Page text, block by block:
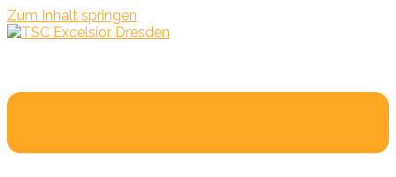
Zum Inhalt springen